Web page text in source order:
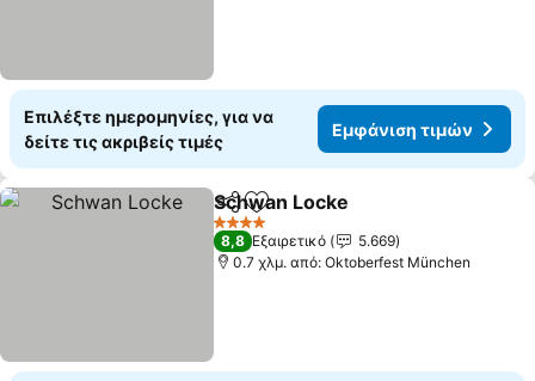
Επιλέξτε ημερομηνίες, για να
δείτε τις ακριβείς τιμές
Εμφάνιση τιμών
Κοινοποίηση
Προσθήκη στα αγαπημένα
Schwan Locke
4 Αστέρια
8,8 Εξαιρετικό
5.669
0.7 χλμ. από: Oktoberfest München